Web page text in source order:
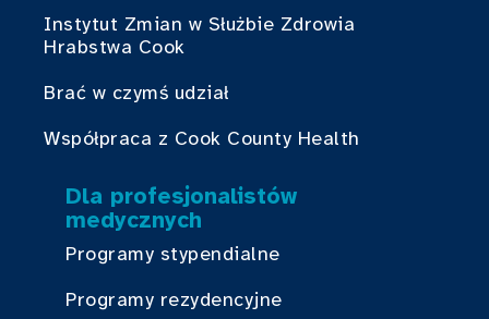
Instytut Zmian w Służbie Zdrowia
Hrabstwa Cook
Brać w czymś udział
Współpraca z Cook County Health
Dla profesjonalistów
medycznych
Programy stypendialne
Programy rezydencyjne